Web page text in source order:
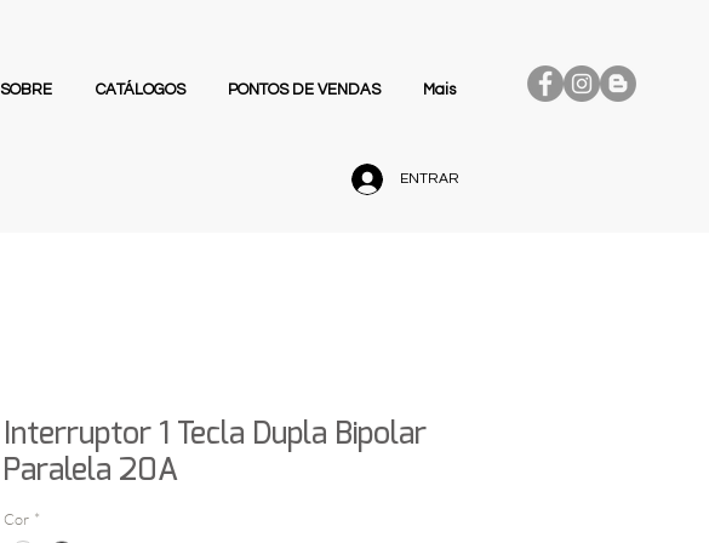
SOBRE CATÁLOGOS PONTOS DE VENDAS Mais
ENTRAR
Interruptor 1 Tecla Dupla Bipolar
Paralela 20A
Cor *